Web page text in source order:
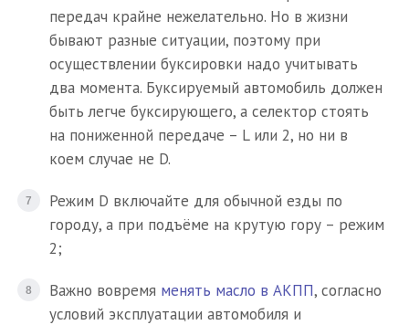
передач крайне нежелательно. Но в жизни
бывают разные ситуации, поэтому при
осуществлении буксировки надо учитывать
два момента. Буксируемый автомобиль должен
быть легче буксирующего, а селектор стоять
на пониженной передаче – L или 2, но ни в
коем случае не D.
Режим D включайте для обычной езды по
городу, а при подъёме на крутую гору – режим
2;
Важно вовремя менять масло в АКПП, согласно
условий эксплуатации автомобиля и